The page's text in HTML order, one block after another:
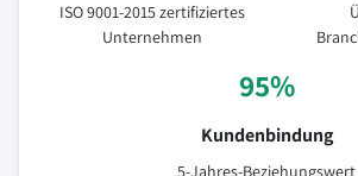
ISO 9001-2015 zertifiziertes
Unternehmen
95%
Kundenbindung
5-Jahres-Beziehungswert